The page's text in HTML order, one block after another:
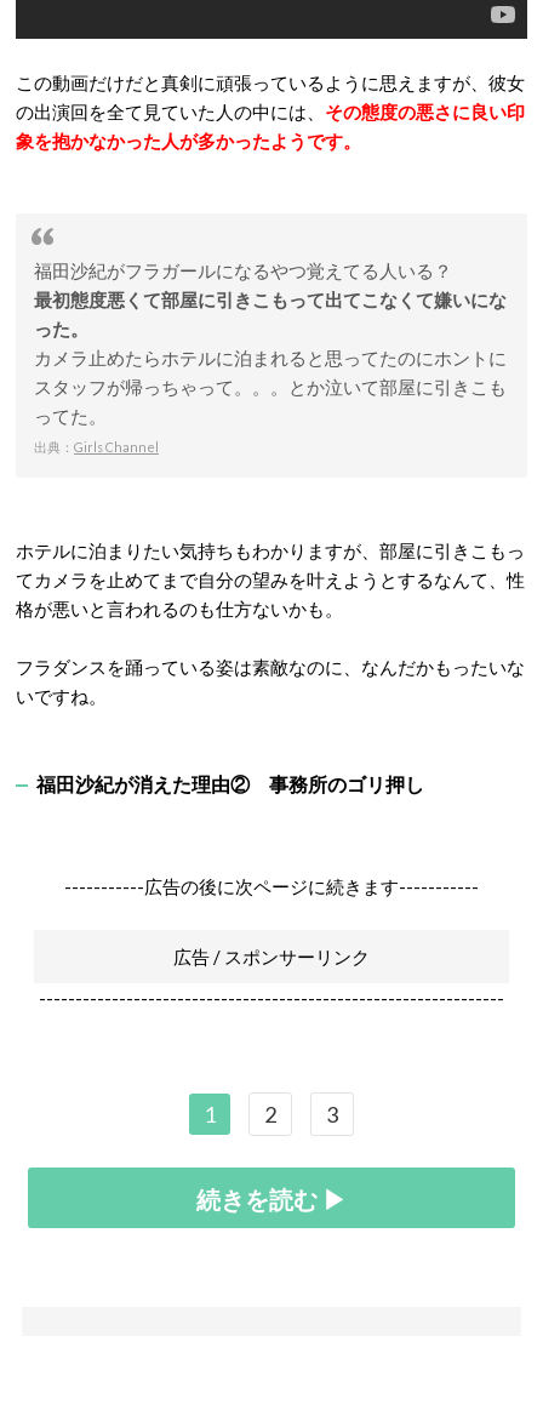
この動画だけだと真剣に頑張っているように思えますが、彼女
の出演回を全て見ていた人の中には、 その態度の悪さに良い印
象を抱かなかった人が多かったようです。
福田沙紀がフラガールになるやつ覚えてる人いる？
最初態度悪くて部屋に引きこもって出てこなくて嫌いにな
った。
カメラ止めたらホテルに泊まれると思ってたのにホントに
スタッフが帰っちゃって。。。とか泣いて部屋に引きこも
ってた。
出典： Girls Channel
ホテルに泊まりたい気持ちもわかりますが、部屋に引きこもっ
てカメラを止めてまで自分の望みを叶えようとするなんて、性
格が悪いと言われるのも仕方ないかも。
フラダンスを踊っている姿は素敵なのに、なんだかもったいな
いですね。
福田沙紀が消えた理由② 事務所のゴリ押し
-----------広告の後に次ページに続きます-----------
広告 / スポンサーリンク
----------------------------------------------------------------
1 2 3
続きを読む ▶